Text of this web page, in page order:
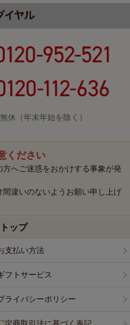
休（年末年始を除く）
ください
へご迷惑をおかけする事象が発
違いのないようお願い申し上げ
ップ
支払い方法
フトサービス
ライバシーポリシー